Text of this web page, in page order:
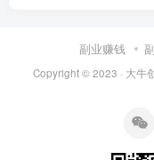
副业赚钱
Copyright © 2023 · 大牛